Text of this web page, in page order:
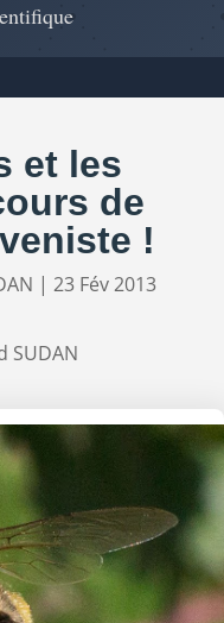
et les
de
!
|23 Fév 2013
SUDAN